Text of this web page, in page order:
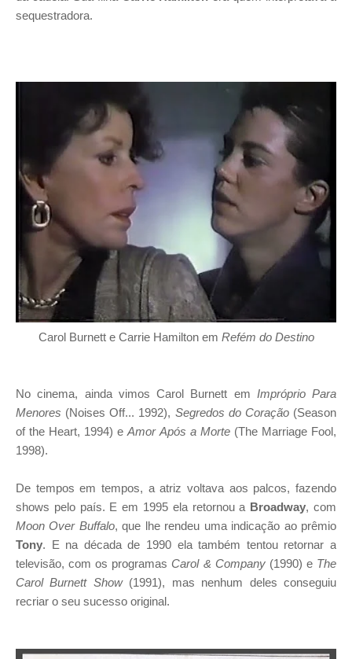
sequestradora.
Carol Burnett e Carrie Hamilton em Refém do Destino
No cinema, ainda vimos Carol Burnett em Impróprio Para
Menores (Noises Off... 1992), Segredos do Coração (Season
of the Heart, 1994) eAmor Após a Morte(The Marriage Fool,
1998).
De tempos em tempos, a atriz voltava aos palcos, fazendo
shows pelo país. E em 1995 ela retornou a Broadway, com
Moon Over Buffalo, que lhe rendeu uma indicação ao prêmio
Tony. E na década de 1990 ela também tentou retornar a
televisão, com os programas Carol & Company (1990) eThe
Carol Burnett Show(1991), mas nenhum deles conseguiu
recriar o seu sucesso original.